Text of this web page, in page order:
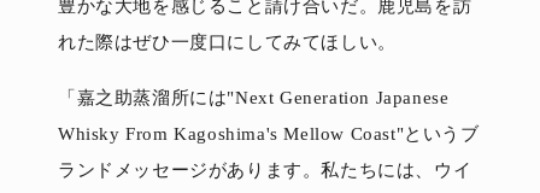
豊かな大地を感じること請け合いだ。鹿児島を訪
れた際はぜひ一度口にしてみてほしい。
「嘉之助蒸溜所には"Next Generation Japanese
Whisky From Kagoshima's Mellow Coast"というブ
ランドメッセージがあります。私たちには、ウイ